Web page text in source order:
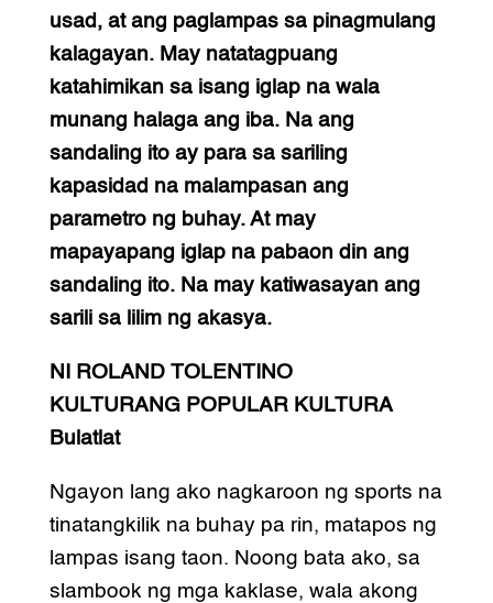
usad, at ang paglampas sa pinagmulang
kalagayan. May natatagpuang
katahimikan sa isang iglap na wala
munang halaga ang iba. Na ang
sandaling ito ay para sa sariling
kapasidad na malampasan ang
parametro ng buhay. At may
mapayapang iglap na pabaon din ang
sandaling ito. Na may katiwasayan ang
sarili sa lilim ng akasya.
NI ROLAND TOLENTINO
KULTURANG POPULAR KULTURA
Bulatlat
Ngayon lang ako nagkaroon ng sports na
tinatangkilik na buhay pa rin, matapos ng
lampas isang taon. Noong bata ako, sa
slambook ng mga kaklase, wala akong